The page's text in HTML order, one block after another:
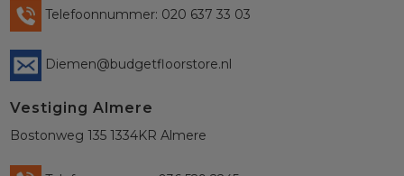
Telefoonnummer: 020 637 33 03
Diemen@budgetfloorstore.nl
Vestiging Almere
Bostonweg 135 1334KR Almere